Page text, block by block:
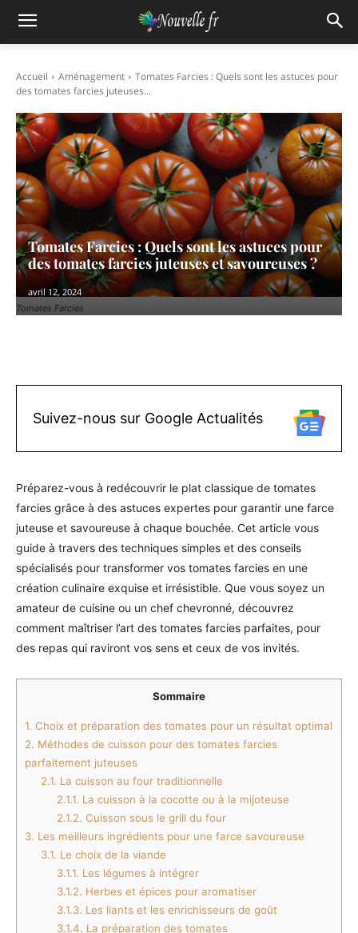
Accueil Aménagement
Tomates Farcies : Quels sont les astuces pour
des tomates farcies juteuses...
Tomates Farcies
Tomates Farcies : Quels sont les astuces pour
des tomates farcies juteuses et savoureuses ?
avril 12, 2024
Suivez-nous sur Google Actualités
Préparez-vous à redécouvrir le plat classique de tomates
farcies grâce à des astuces expertes pour garantir une farce
juteuse et savoureuse à chaque bouchée. Cet article vous
guide à travers des techniques simples et des conseils
spécialisés pour transformer vos tomates farcies en une
création culinaire exquise et irrésistible. Que vous soyez un
amateur de cuisine ou un chef chevronné, découvrez
comment maîtriser l’art des tomates farcies parfaites, pour
des repas qui raviront vos sens et ceux de vos invités.
Sommaire
1. Choix et préparation des tomates pour un résultat optimal
2. Méthodes de cuisson pour des tomates farcies
parfaitement juteuses
2.1. La cuisson au four traditionnelle
2.1.1. La cuisson à la cocotte ou à la mijoteuse
2.1.2. Cuisson sous le grill du four
3. Les meilleurs ingrédients pour une farce savoureuse
3.1. Le choix de la viande
3.1.1. Les légumes à intégrer
3.1.2. Herbes et épices pour aromatiser
3.1.3. Les liants et les enrichisseurs de goût
3.1.4. La préparation des tomates